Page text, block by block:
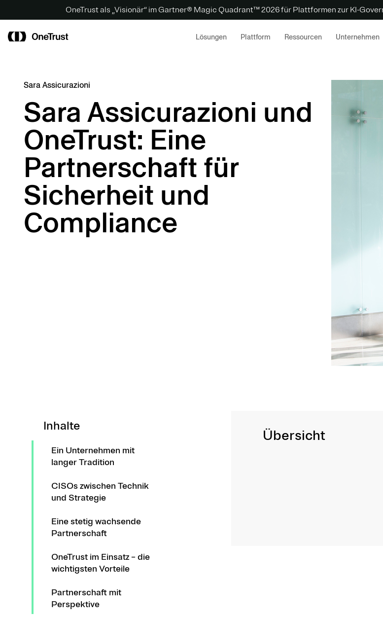
OneTrust als „Visionär“ im Gartner® Magic Quadrant™ 2026 für Plattformen zur KI-
Lösungen Plattform Ressourcen Unternehmen
Sara Assicurazioni
Sara Assicurazioni und
OneTrust: Eine
Partnerschaft für
Sicherheit und
Compliance
Inhalte
Ein Unternehmen mit
langer Tradition
CISOs zwischen Technik
und Strategie
Eine stetig wachsende
Partnerschaft
OneTrust im Einsatz – die
wichtigsten Vorteile
Partnerschaft mit
Perspektive
Übersicht